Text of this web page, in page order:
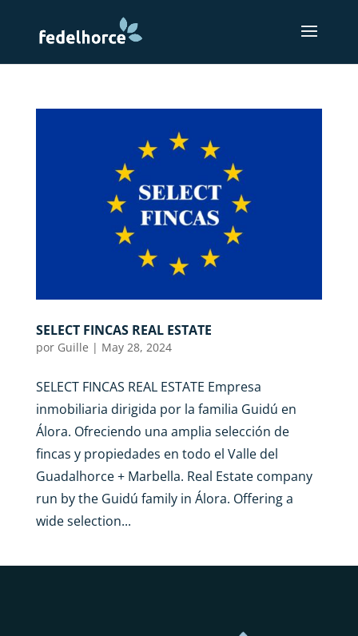
SELECT FINCAS REAL ESTATE
por Guille | May 28, 2024
SELECT FINCAS REAL ESTATE Empresa
inmobiliaria dirigida por la familia Guidú en
Álora. Ofreciendo una amplia selección de
fincas y propiedades en todo el Valle del
Guadalhorce + Marbella. Real Estate company
run by the Guidú family in Álora. Offering a
wide selection...